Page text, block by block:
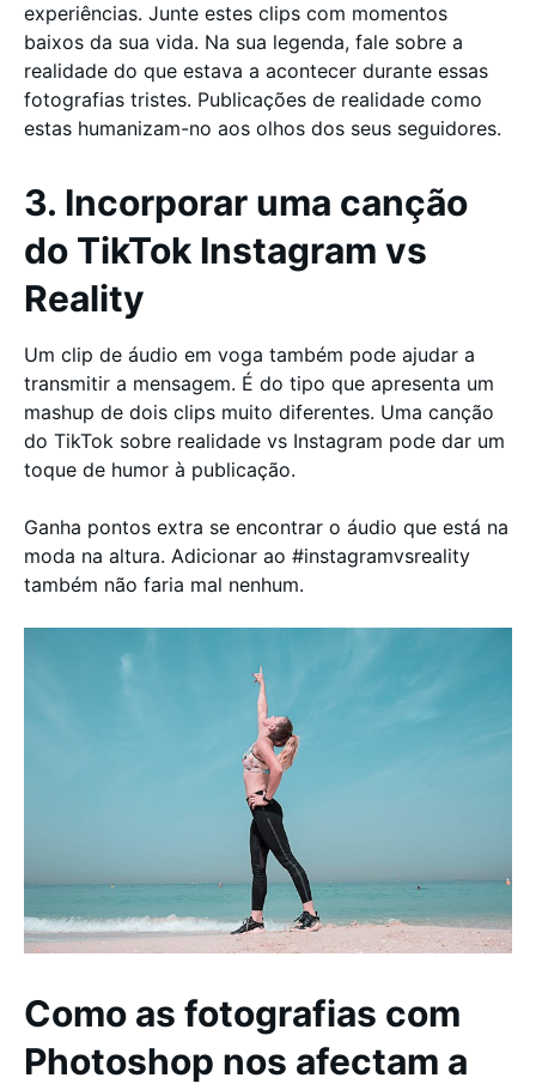
experiências. Junte estes clips com momentos
baixos da sua vida. Na sua legenda, fale sobre a
realidade do que estava a acontecer durante essas
fotografias tristes. Publicações de realidade como
estas humanizam-no aos olhos dos seus seguidores.
3. Incorporar uma canção
do TikTok Instagram vs
Reality
Um clip de áudio em voga também pode ajudar a
transmitir a mensagem. É do tipo que apresenta um
mashup de dois clips muito diferentes. Uma canção
do TikTok sobre realidade vs Instagram pode dar um
toque de humor à publicação.
Ganha pontos extra se encontrar o áudio que está na
moda na altura. Adicionar ao #instagramvsreality
também não faria mal nenhum.
Como as fotografias com
Photoshop nos afectam a